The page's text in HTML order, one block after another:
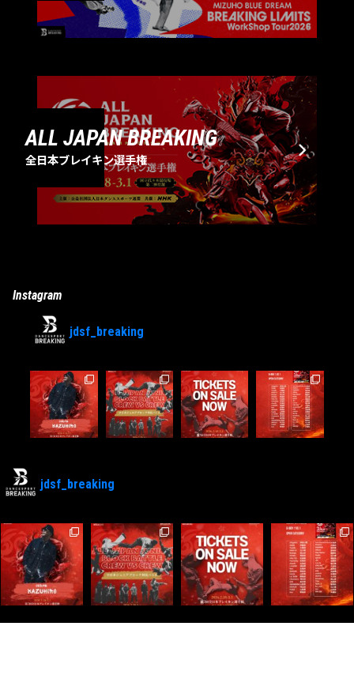
ALL JAPAN BREAKING
全日本ブレイキン選手権
Instagram
jdsf_breaking
jdsf_breaking